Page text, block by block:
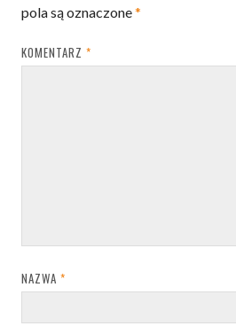
pola są oznaczone*
KOMENTARZ *
NAZWA *